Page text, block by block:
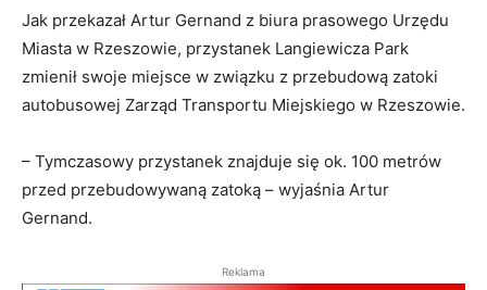
Jak przekazał Artur Gernand z biura prasowego Urzędu
Miasta w Rzeszowie, przystanek Langiewicza Park
zmienił swoje miejsce w związku z przebudową zatoki
autobusowej Zarząd Transportu Miejskiego w Rzeszowie.
– Tymczasowy przystanek znajduje się ok. 100 metrów
przed przebudowywaną zatoką – wyjaśnia Artur
Gernand.
Reklama